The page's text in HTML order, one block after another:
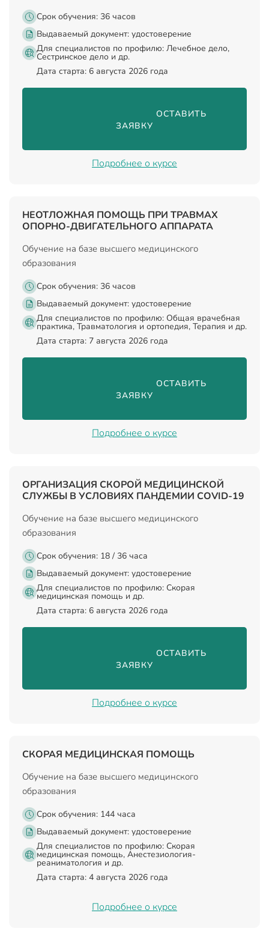
Срок обучения: 36 часов
Выдаваемый документ: удостоверение
Для специалистов по профилю: Лечебное дело,
Сестринское дело и др.
Дата старта: 6 августа 2026 года
                                ОСТАВИТЬ
ЗАЯВКУ
Подробнее о курсе
НЕОТЛОЖНАЯ ПОМОЩЬ ПРИ ТРАВМАХ
ОПОРНО-ДВИГАТЕЛЬНОГО АППАРАТА
Обучение на базе высшего медицинского
образования
Срок обучения: 36 часов
Выдаваемый документ: удостоверение
Для специалистов по профилю: Общая врачебная
практика, Травматология и ортопедия, Терапия и др.
Дата старта: 7 августа 2026 года
                                ОСТАВИТЬ
ЗАЯВКУ
Подробнее о курсе
ОРГАНИЗАЦИЯ СКОРОЙ МЕДИЦИНСКОЙ
СЛУЖБЫ В УСЛОВИЯХ ПАНДЕМИИ COVID-19
Обучение на базе высшего медицинского
образования
Срок обучения: 18 / 36 часа
Выдаваемый документ: удостоверение
Для специалистов по профилю: Скорая
медицинская помощь и др.
Дата старта: 6 августа 2026 года
                                ОСТАВИТЬ
ЗАЯВКУ
Подробнее о курсе
СКОРАЯ МЕДИЦИНСКАЯ ПОМОЩЬ
Обучение на базе высшего медицинского
образования
Срок обучения: 144 часа
Выдаваемый документ: удостоверение
Для специалистов по профилю: Скорая
медицинская помощь, Анестезиология-
реаниматология и др.
Дата старта: 4 августа 2026 года
Подробнее о курсе